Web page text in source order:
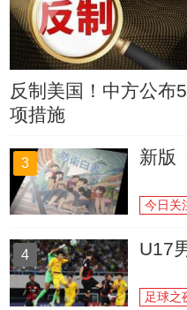
反制美国！中方公布5
项措施
3 新版
今日关
4 U17
足球之